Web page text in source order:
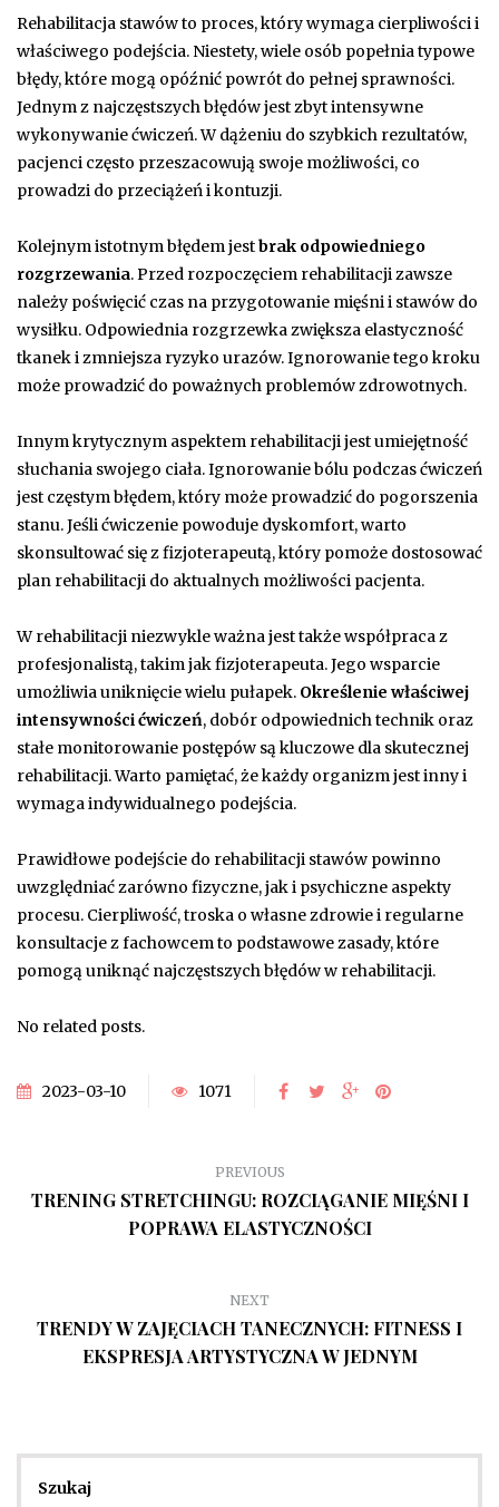
Rehabilitacja stawów to proces, który wymaga cierpliwości i
właściwego podejścia. Niestety, wiele osób popełnia typowe
błędy, które mogą opóźnić powrót do pełnej sprawności.
Jednym z najczęstszych błędów jest zbyt intensywne
wykonywanie ćwiczeń. W dążeniu do szybkich rezultatów,
pacjenci często przeszacowują swoje możliwości, co
prowadzi do przeciążeń i kontuzji.
Kolejnym istotnym błędem jestbrak odpowiedniego
rozgrzewania. Przed rozpoczęciem rehabilitacji zawsze
należy poświęcić czas na przygotowanie mięśni i stawów do
wysiłku. Odpowiednia rozgrzewka zwiększa elastyczność
tkanek i zmniejsza ryzyko urazów. Ignorowanie tego kroku
może prowadzić do poważnych problemów zdrowotnych.
Innym krytycznym aspektem rehabilitacji jest umiejętność
słuchania swojego ciała. Ignorowanie bólu podczas ćwiczeń
jest częstym błędem, który może prowadzić do pogorszenia
stanu. Jeśli ćwiczenie powoduje dyskomfort, warto
skonsultować się z fizjoterapeutą, który pomoże dostosować
plan rehabilitacji do aktualnych możliwości pacjenta.
W rehabilitacji niezwykle ważna jest także współpraca z
profesjonalistą, takim jak fizjoterapeuta. Jego wsparcie
umożliwia uniknięcie wielu pułapek. Określenie właściwej
intensywności ćwiczeń, dobór odpowiednich technik oraz
stałe monitorowanie postępów są kluczowe dla skutecznej
rehabilitacji. Warto pamiętać, że każdy organizm jest inny i
wymaga indywidualnego podejścia.
Prawidłowe podejście do rehabilitacji stawów powinno
uwzględniać zarówno fizyczne, jak i psychiczne aspekty
procesu. Cierpliwość, troska o własne zdrowie i regularne
konsultacje z fachowcem to podstawowe zasady, które
pomogą uniknąć najczęstszych błędów w rehabilitacji.
No related posts.
2023-03-10 1071
PREVIOUS
TRENING STRETCHINGU: ROZCIĄGANIE MIĘŚNI I
POPRAWA ELASTYCZNOŚCI
NEXT
TRENDY W ZAJĘCIACH TANECZNYCH: FITNESS I
EKSPRESJA ARTYSTYCZNA W JEDNYM
Szukaj